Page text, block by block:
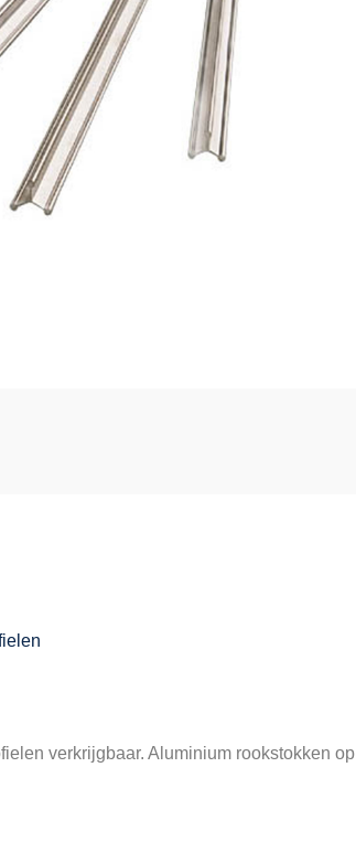
verkrijgbaar. Aluminium rookstokken op